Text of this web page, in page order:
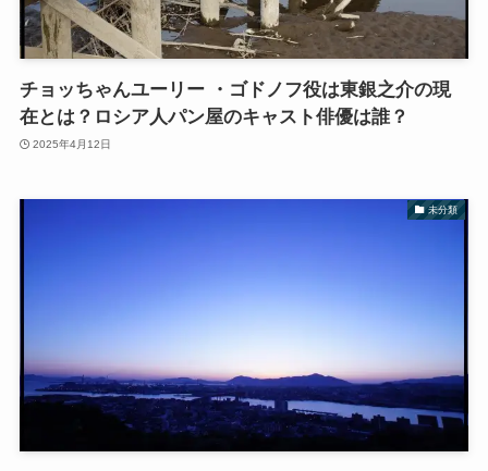
チョッちゃんユーリー ・ゴドノフ役は東銀之介の現
在とは？ロシア人パン屋のキャスト俳優は誰？
2025年4月12日
未分類